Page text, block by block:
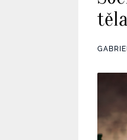
těla